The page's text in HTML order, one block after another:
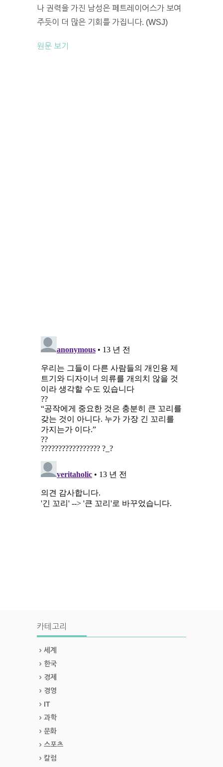
나 권력을 가진 남성은 페트레이어스가 보여
주듯이 더 많은 기회를 가집니다. (WSJ)
원문 보기
카테고리
세계
한국
경제
경영
IT
과학
문화
스포츠
칼럼